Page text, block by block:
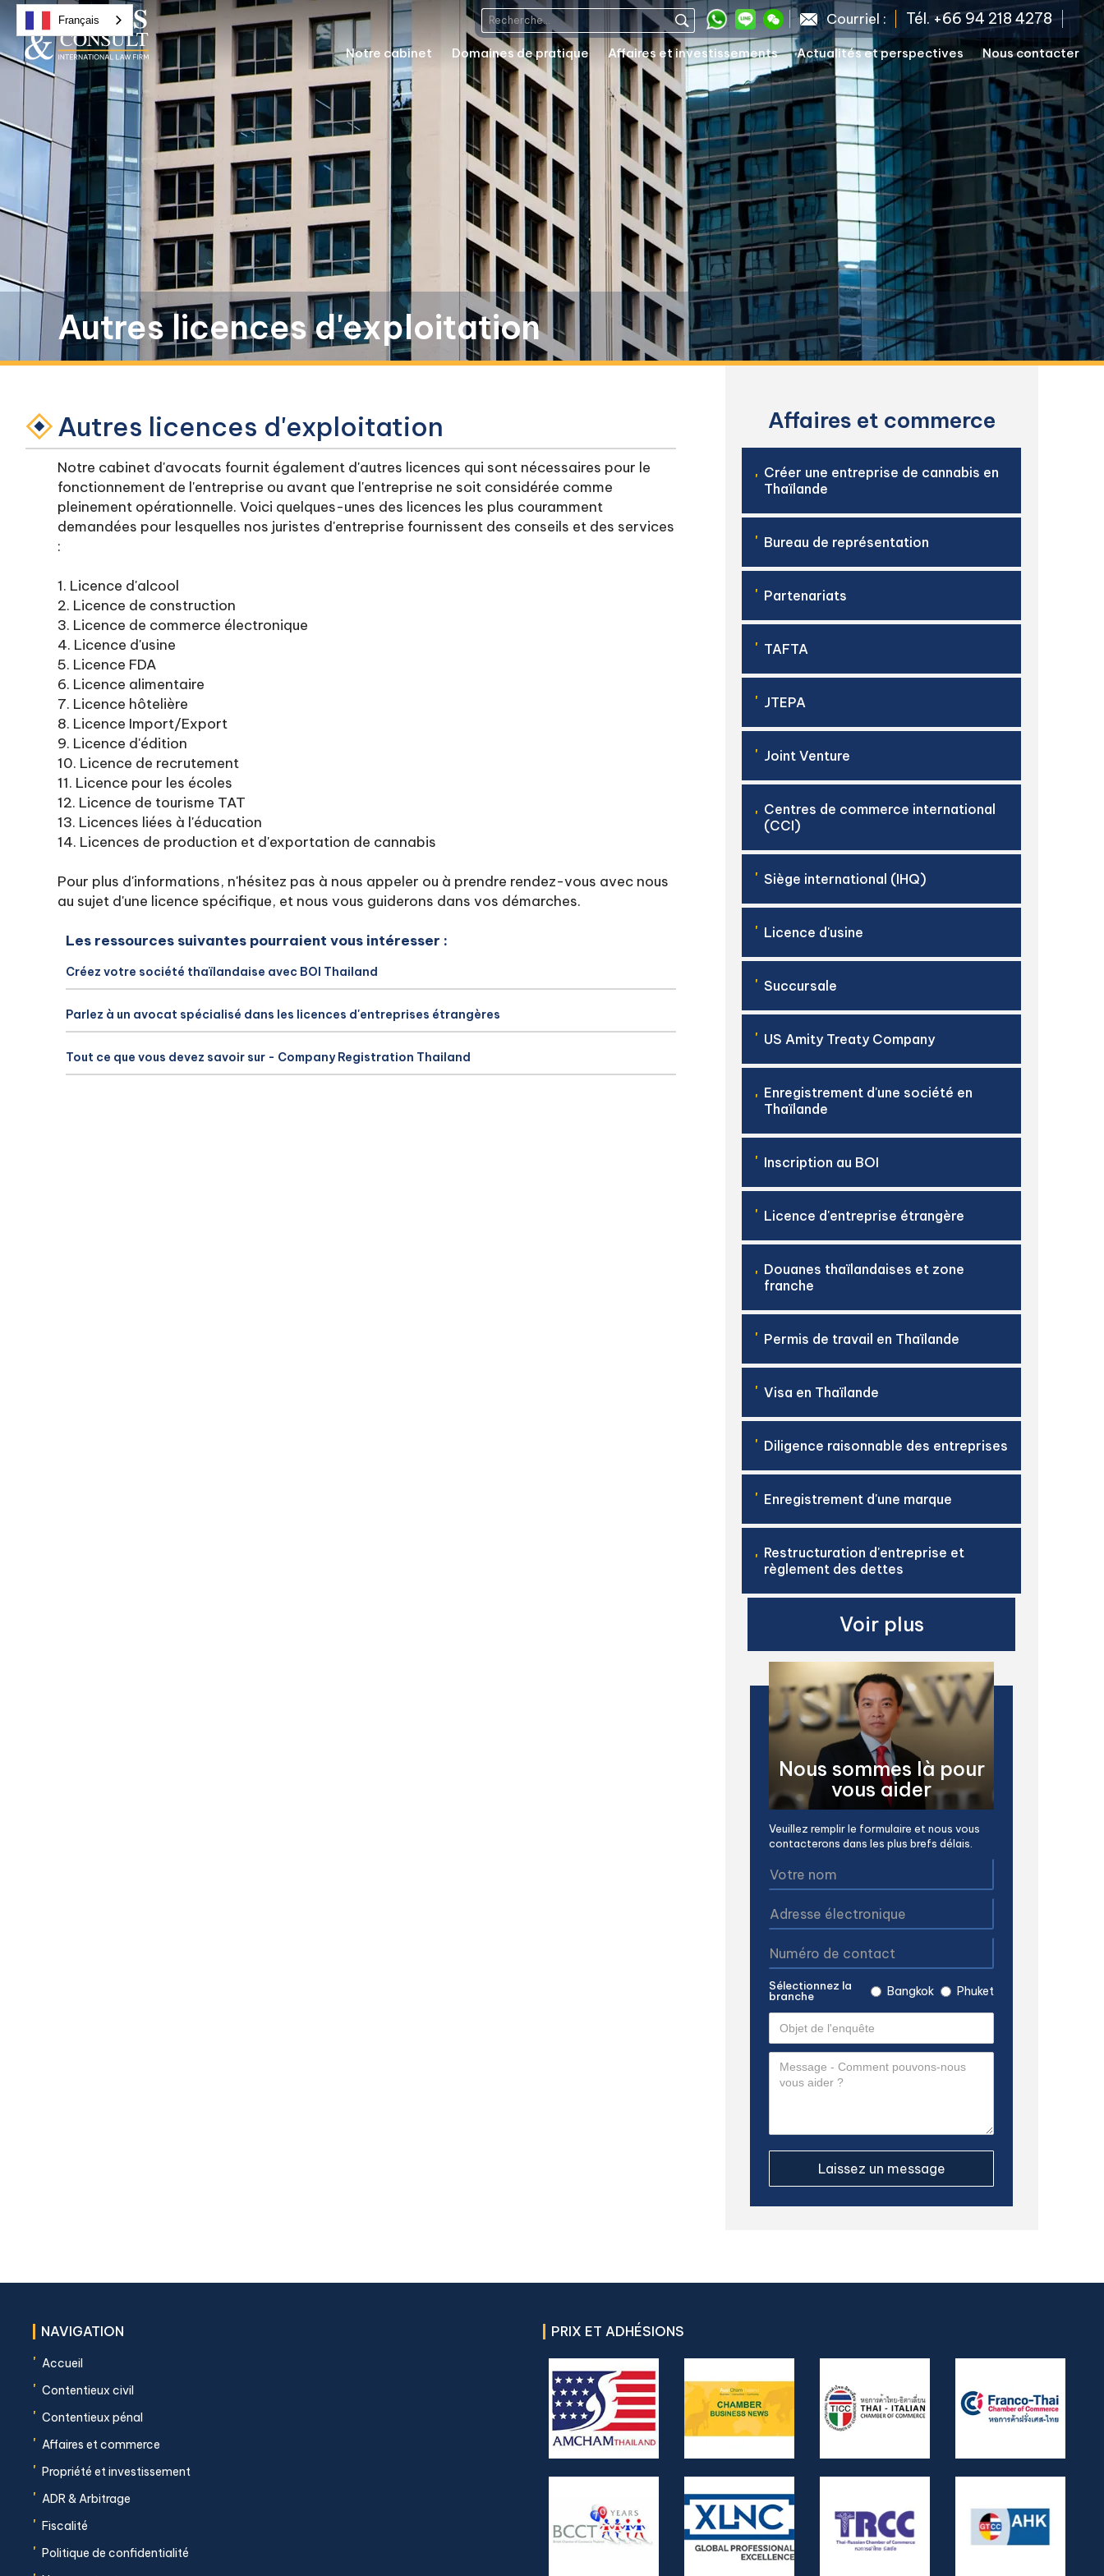
Courriel : Tél. +66 94 218 4278
Notre cabinet Domaines de pratique Affaires et investissements Actualités et perspectives Nous contacter
Autres licences d'exploitation
Autres licences d'exploitation
Notre cabinet d'avocats fournit également d'autres licences qui sont nécessaires pour le
fonctionnement de l'entreprise ou avant que l'entreprise ne soit considérée comme
pleinement opérationnelle. Voici quelques-unes des licences les plus couramment
demandées pour lesquelles nos juristes d'entreprise fournissent des conseils et des services
:
1. Licence d'alcool
2. Licence de construction
3. Licence de commerce électronique
4. Licence d'usine
5. Licence FDA
6. Licence alimentaire
7. Licence hôtelière
8. Licence Import/Export
9. Licence d'édition
10. Licence de recrutement
11. Licence pour les écoles
12. Licence de tourisme TAT
13. Licences liées à l'éducation
14. Licences de production et d'exportation de cannabis
Pour plus d'informations, n'hésitez pas à nous appeler ou à prendre rendez-vous avec nous
au sujet d'une licence spécifique, et nous vous guiderons dans vos démarches.
Les ressources suivantes pourraient vous intéresser :
Créez votre société thaïlandaise avec BOI Thailand
Parlez à un avocat spécialisé dans les licences d'entreprises étrangères
Tout ce que vous devez savoir sur - Company Registration Thailand
Affaires et commerce
' Créer une entreprise de cannabis en
Thaïlande
' Bureau de représentation
' Partenariats
' TAFTA
' JTEPA
' Joint Venture
' Centres de commerce international
(CCI)
' Siège international (IHQ)
' Licence d'usine
' Succursale
' US Amity Treaty Company
' Enregistrement d'une société en
Thaïlande
' Inscription au BOI
' Licence d'entreprise étrangère
' Douanes thaïlandaises et zone
franche
' Permis de travail en Thaïlande
' Visa en Thaïlande
' Diligence raisonnable des entreprises
' Enregistrement d'une marque
' Restructuration d'entreprise et
règlement des dettes
Voir plus
Nous sommes là pour
vous aider
Veuillez remplir le formulaire et nous vous
contacterons dans les plus brefs délais.
Sélectionnez la
branche
Bangkok Phuket
NAVIGATION
' Accueil
' Contentieux civil
' Contentieux pénal
' Affaires et commerce
' Propriété et investissement
' ADR & Arbitrage
' Fiscalité
' Politique de confidentialité
PRIX ET ADHÉSIONS
Français